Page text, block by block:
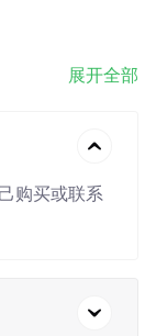
展开全部
购买或联系